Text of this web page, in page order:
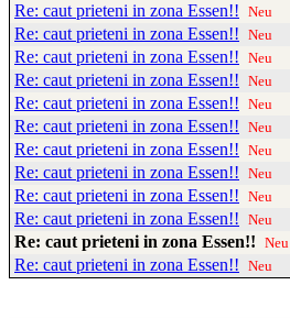
Re: caut prieteni in zona Essen!! Neu
Re: caut prieteni in zona Essen!! Neu
Re: caut prieteni in zona Essen!! Neu
Re: caut prieteni in zona Essen!! Neu
Re: caut prieteni in zona Essen!! Neu
Re: caut prieteni in zona Essen!! Neu
Re: caut prieteni in zona Essen!! Neu
Re: caut prieteni in zona Essen!! Neu
Re: caut prieteni in zona Essen!! Neu
Re: caut prieteni in zona Essen!! Neu
Re: caut prieteni in zona Essen!! Neu
Re: caut prieteni in zona Essen!! Neu